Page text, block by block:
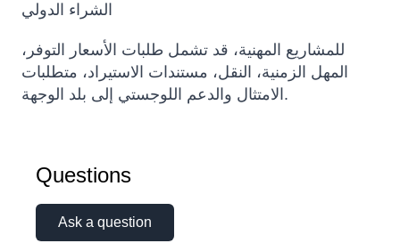
الشراء الدولي
للمشاريع المهنية، قد تشمل طلبات الأسعار التوفر،
المهل الزمنية، النقل، مستندات الاستيراد، متطلبات
الامتثال والدعم اللوجستي إلى بلد الوجهة.
Questions
Ask a question